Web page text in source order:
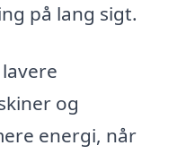
på lang sigt.
og
energi, når